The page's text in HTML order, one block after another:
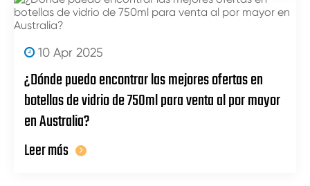
10 Apr 2025
¿Dónde puedo encontrar las mejores ofertas en
botellas de vidrio de 750ml para venta al por mayor
en Australia?
Leer más